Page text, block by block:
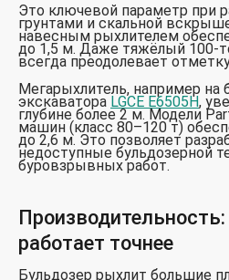
Это ключевой параметр при
грунтами и скальной
навесным рыхлителем
до 1,5 м. Даже тяжёлый 100-
всегда преодолевает
Мегарыхлитель, например на
экскаватора LGCE E6505H,
глубине более 2 м. Модели
машин (класс 80–120 т)
до 2,6 м. Это позволяет
недоступные бульдозерной
буровзрывных работ.
работает точнее
Бульдозер рыхлит большие